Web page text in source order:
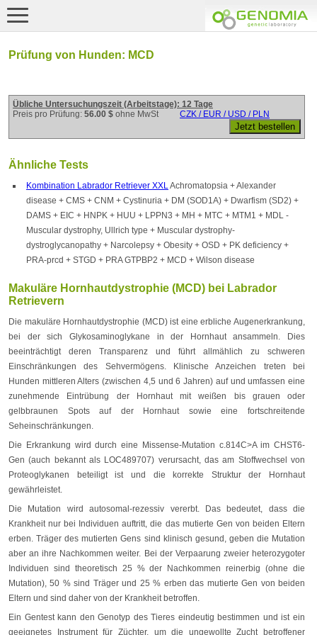
Prüfung von Hunden: MCD
Übliche Untersuchungszeit (Arbeitstage): 12 Tage
Preis pro Prüfung: 56.00 $ ohne MwSt CZK / EUR / USD / PLN
Ähnliche Tests
Kombination Labrador Retriever XXLAchromatopsia + Alexander
disease + CMS + CNM + Cystinuria + DM (SOD1A) + Dwarfism (SD2) +
DAMS + EIC + HNPK + HUU + LPPN3 + MH + MTC + MTM1 + MDL -
Muscular dystrophy, Ullrich type + Muscular dystrophy-
dystroglycanopathy + Narcolepsy + Obesity + OSD + PK deficiency +
PRA-prcd + STGD + PRA GTPBP2 + MCD + Wilson disease
Makuläre Hornhautdystrophie (MCD) bei Labrador
Retrievern
Die makuläre Hornhautdystrophie (MCD) ist eine erbliche Augenerkrankung,
bei der sich Glykosaminoglykane in der Hornhaut ansammeln. Dies
beeinträchtigt deren Transparenz und führt allmählich zu schweren
Einschränkungen des Sehvermögens. Klinische Anzeichen treten bei
Hunden mittleren Alters (zwischen 4,5 und 6 Jahren) auf und umfassen eine
zunehmende Eintrübung der Hornhaut mit weißen bis grauen oder
gelbbraunen Spots auf der Hornhaut sowie eine fortschreitende
Seheinschränkungen.
Die Erkrankung wird durch eine Missense-Mutation c.814C>A im CHST6-
Gen (auch bekannt als LOC489707) verursacht, das am Stoffwechsel von
Proteoglykanen beteiligt ist und die korrekte Struktur der Hornhaut
gewährleistet.
Die Mutation wird autosomal-rezessiv vererbt. Das bedeutet, dass die
Krankheit nur bei Individuen auftritt, die das mutierte Gen von beiden Eltern
erben. Träger des mutierten Gens sind klinisch gesund, geben die Mutation
aber an ihre Nachkommen weiter. Bei der Verpaarung zweier heterozygoter
Individuen sind theoretisch 25 % der Nachkommen reinerbig (ohne die
Mutation), 50 % sind Träger und 25 % erben das mutierte Gen von beiden
Eltern und sind daher von der Krankheit betroffen.
Ein Gentest kann den Genotyp des Tieres eindeutig bestimmen und ist ein
geeignetes Instrument für Züchter, um die ungewollte Zucht betroffener